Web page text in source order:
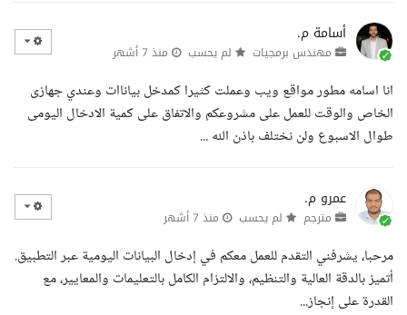
أسامة م.
مهندس برمجيات لم يحسب منذ 7 أشهر
انا اسامه مطور مواقع ويب وعملت كثيرا كمدخل بياناات وعندي جهازى
الخاص والوقت للعمل على مشروعكم والاتفاق على كمية الادخال اليومى
طوال الاسبوع ولن نختلف باذن الله ...
عمرو م.
مترجم لم يحسب منذ 7 أشهر
مرحبا، يشرفني التقدم للعمل معكم في إدخال البيانات اليومية عبر التطبيق.
أتميز بالدقة العالية والتنظيم، والالتزام الكامل بالتعليمات والمعايير، مع
القدرة على إنجاز...